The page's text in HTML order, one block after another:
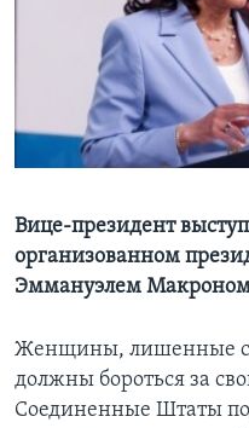
Learning English
СОЦИАЛЬНЫЕ СЕТИ
Языки
Вице-президент
организованном
Эммануэлем
Женщины, лишенные
должны бороться за
Соединенные Штаты